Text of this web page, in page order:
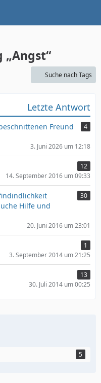
„Angst“
Suche nach Tags
Letzte Antwort
Freund
4
3. Juni 2026 um 12:18
12
14. September 2016 um 09:33
Hilfe und
30
20. Juni 2016 um 23:01
1
3. September 2014 um 21:25
13
30. Juli 2014 um 00:25
5